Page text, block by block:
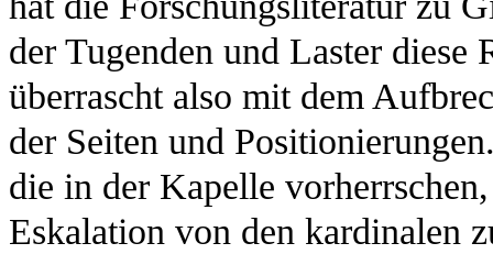
der Tugenden und Laster
überrascht also mit dem
der Seiten und
die in der Kapelle
Eskalation von den kardinalen